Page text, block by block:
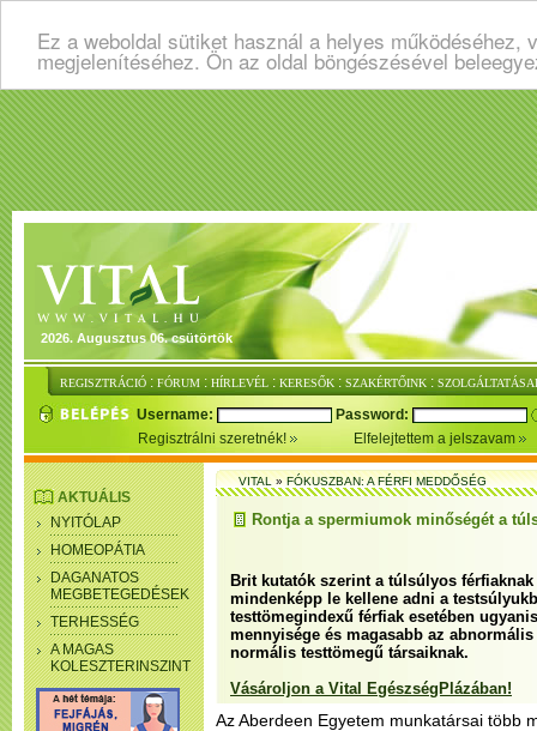
Ez a weboldal sütiket használ a helyes
megjelenítéséhez. Ön az oldal böngészésével
2026. Augusztus 06. csütörtök
REGISZTRÁCIÓ : FÓRUM : HÍRLEVÉL : KERESŐK : SZAKÉRTŐINK :
Username:
Password:
Regisztrálni szeretnék!
Elfelejtettem a jelszavam
AKTUÁLIS
NYITÓLAP
HOMEOPÁTIA
DAGANATOS
MEGBETEGEDÉSEK
TERHESSÉG
A MAGAS
KOLESZTERINSZINT
VITAL»FÓKUSZBAN: A FÉRFI MEDDŐSÉG
Rontja a spermiumok minőségét a
Brit kutatók szerint a túlsúlyos
mindenképp le kellene adni a
testtömegindexű férfiak esetében
mennyisége és magasabb az
normális testtömegű társaiknak.
Vásároljon a Vital EgészségPlázában!
Az Aberdeen Egyetem munkatársai több